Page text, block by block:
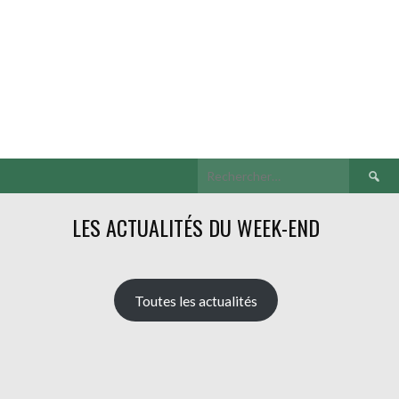
LES ACTUALITÉS DU WEEK-END
Toutes les actualités